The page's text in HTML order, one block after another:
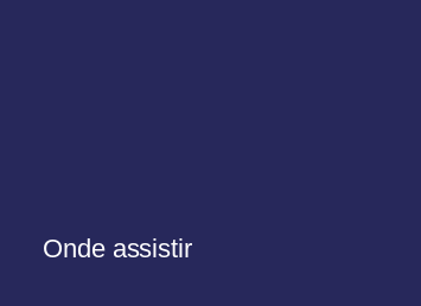
Onde assistir